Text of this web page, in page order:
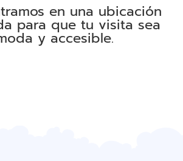
en una ubicación
para que tu visita sea
y accesible.